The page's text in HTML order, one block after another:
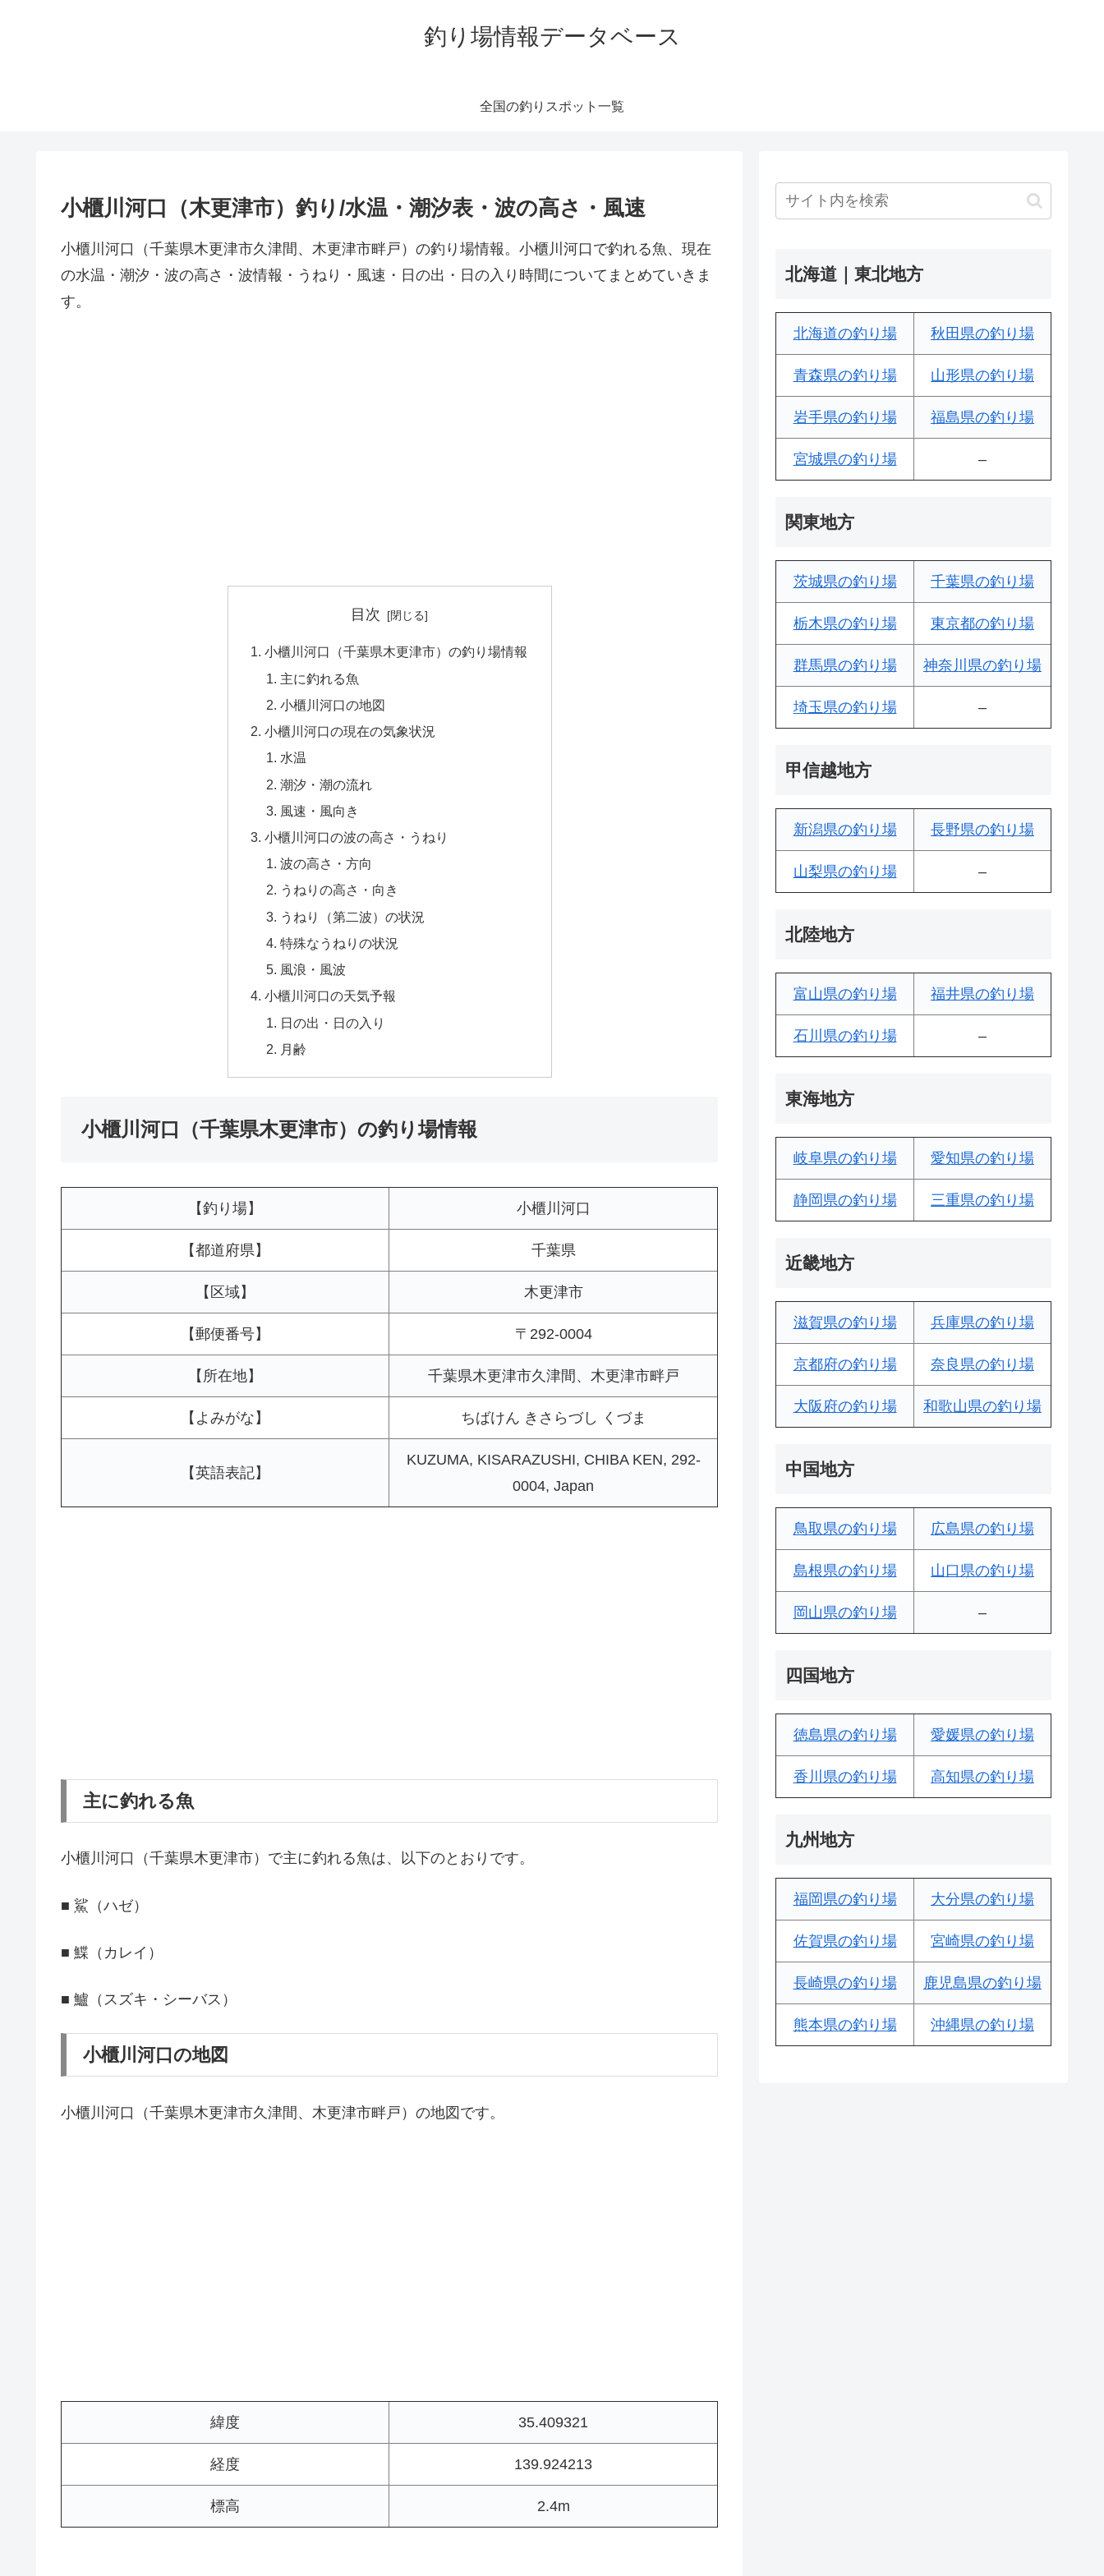
釣り場情報データベース
全国の釣りスポット一覧
小櫃川河口（木更津市）釣り/水温・潮汐表・波の高さ・風速
小櫃川河口（千葉県木更津市久津間、木更津市畔戸）の釣り場情報。小櫃川河口で釣れる魚、現在
の水温・潮汐・波の高さ・波情報・うねり・風速・日の出・日の入り時間についてまとめていきま
す。
目次
小櫃川河口（千葉県木更津市）の釣り場情報
主に釣れる魚
小櫃川河口の地図
小櫃川河口の現在の気象状況
水温
潮汐・潮の流れ
風速・風向き
小櫃川河口の波の高さ・うねり
波の高さ・方向
うねりの高さ・向き
うねり（第二波）の状況
特殊なうねりの状況
風浪・風波
小櫃川河口の天気予報
日の出・日の入り
月齢
小櫃川河口（千葉県木更津市）の釣り場情報
【釣り場】 小櫃川河口
【都道府県】 千葉県
【区域】 木更津市
【郵便番号】 〒292-0004
【所在地】 千葉県木更津市久津間、木更津市畔戸
【よみがな】 ちばけん きさらづし くづま
【英語表記】
KUZUMA, KISARAZUSHI, CHIBA KEN, 292-
0004, Japan
主に釣れる魚
小櫃川河口（千葉県木更津市）で主に釣れる魚は、以下のとおりです。
■ 鯊（ハゼ）
■ 鰈（カレイ）
■ 鱸（スズキ・シーバス）
小櫃川河口の地図
小櫃川河口（千葉県木更津市久津間、木更津市畔戸）の地図です。
緯度 35.409321
経度 139.924213
標高 2.4m
北海道｜東北地方
北海道の釣り場 秋田県の釣り場
青森県の釣り場 山形県の釣り場
岩手県の釣り場 福島県の釣り場
宮城県の釣り場 –
関東地方
茨城県の釣り場 千葉県の釣り場
栃木県の釣り場 東京都の釣り場
群馬県の釣り場 神奈川県の釣り場
埼玉県の釣り場 –
甲信越地方
新潟県の釣り場 長野県の釣り場
山梨県の釣り場 –
北陸地方
富山県の釣り場 福井県の釣り場
石川県の釣り場 –
東海地方
岐阜県の釣り場 愛知県の釣り場
静岡県の釣り場 三重県の釣り場
近畿地方
滋賀県の釣り場 兵庫県の釣り場
京都府の釣り場 奈良県の釣り場
大阪府の釣り場 和歌山県の釣り場
中国地方
鳥取県の釣り場 広島県の釣り場
島根県の釣り場 山口県の釣り場
岡山県の釣り場 –
四国地方
徳島県の釣り場 愛媛県の釣り場
香川県の釣り場 高知県の釣り場
九州地方
福岡県の釣り場 大分県の釣り場
佐賀県の釣り場 宮崎県の釣り場
長崎県の釣り場 鹿児島県の釣り場
熊本県の釣り場 沖縄県の釣り場